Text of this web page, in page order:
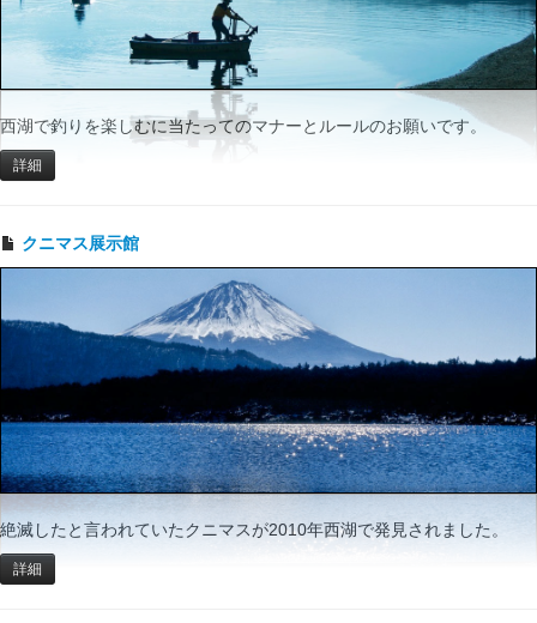
西湖で釣りを楽しむに当たってのマナーとルールのお願いです。
詳細
クニマス展示館
絶滅したと言われていたクニマスが2010年西湖で発見されました。
詳細